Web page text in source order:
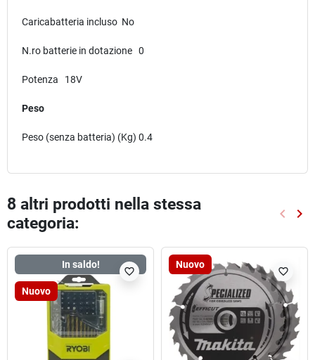
Caricabatteria incluso No
N.ro batterie in dotazione 0
Potenza 18V
Peso
Peso (senza batteria) (Kg) 0.4
8 altri prodotti nella stessa
categoria:
keyboard_arrow_left keyboard_arrow_right
In saldo!
Nuovo
favorite_border
Nuovo
favorite_border